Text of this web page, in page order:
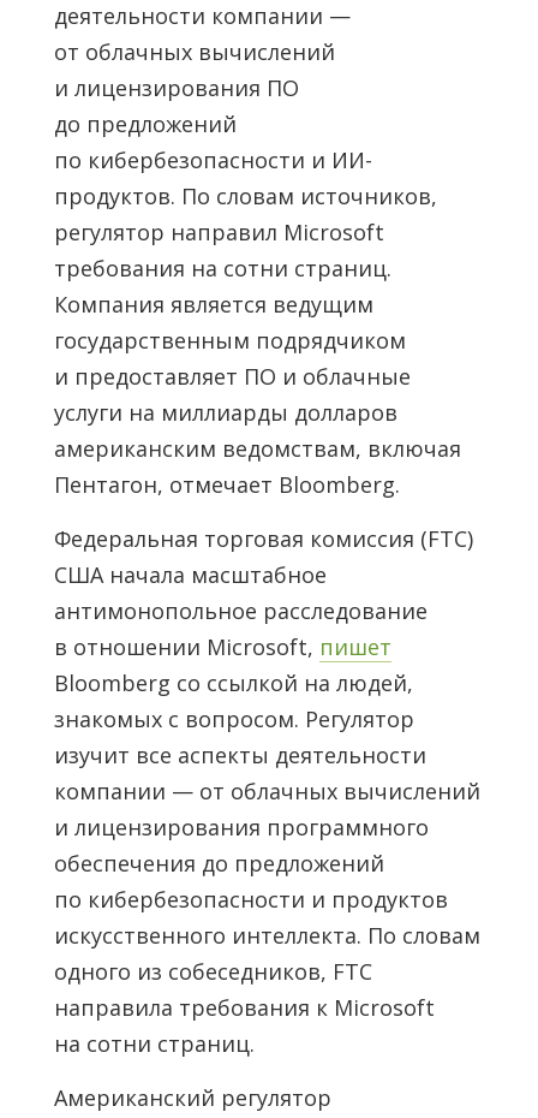
деятельности компании —
от облачных вычислений
и лицензирования ПО
до предложений
по кибербезопасности и ИИ-
продуктов. По словам источников,
регулятор направил Microsoft
требования на сотни страниц.
Компания является ведущим
государственным подрядчиком
и предоставляет ПО и облачные
услуги на миллиарды долларов
американским ведомствам, включая
Пентагон, отмечает Bloomberg.
Федеральная торговая комиссия (FTC)
США начала масштабное
антимонопольное расследование
в отношении Microsoft, пишет
Bloomberg со ссылкой на людей,
знакомых с вопросом. Регулятор
изучит все аспекты деятельности
компании — от облачных вычислений
и лицензирования программного
обеспечения до предложений
по кибербезопасности и продуктов
искусственного интеллекта. По словам
одного из собеседников, FTC
направила требования к Microsoft
на сотни страниц.
Американский регулятор